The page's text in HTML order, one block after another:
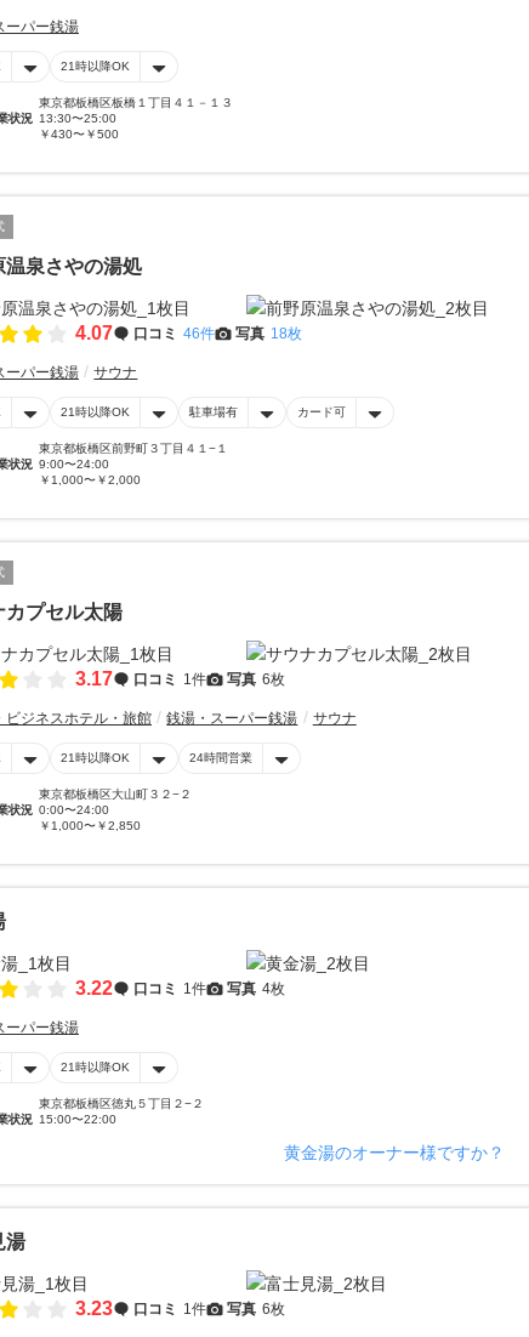
ーパー銭湯
21時以降OK
東京都板橋区板橋１丁目４１－１３
状況 13:30〜25:00
￥430〜￥500
温泉さやの湯処
4.07 口コミ 46件 写真 18枚
ーパー銭湯 サウナ
21時以降OK 駐車場有 カード可
東京都板橋区前野町３丁目４１−１
状況 9:00〜24:00
￥1,000〜￥2,000
カプセル太陽
3.17 口コミ 1件 写真 6枚
ビジネスホテル・旅館 銭湯・スーパー銭湯 サウナ
21時以降OK 24時間営業
東京都板橋区大山町３２−２
状況 0:00〜24:00
￥1,000〜￥2,850
3.22 口コミ 1件 写真 4枚
ーパー銭湯
21時以降OK
東京都板橋区徳丸５丁目２−２
状況 15:00〜22:00
黄金湯のオーナー様ですか？
湯
3.23 口コミ 1件 写真 6枚